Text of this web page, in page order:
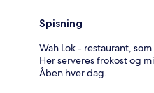
Spisning
Wah Lok - restaurant,
Her serveres frokost og
Åben hver dag.